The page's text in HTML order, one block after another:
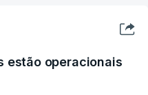
estão operacionais